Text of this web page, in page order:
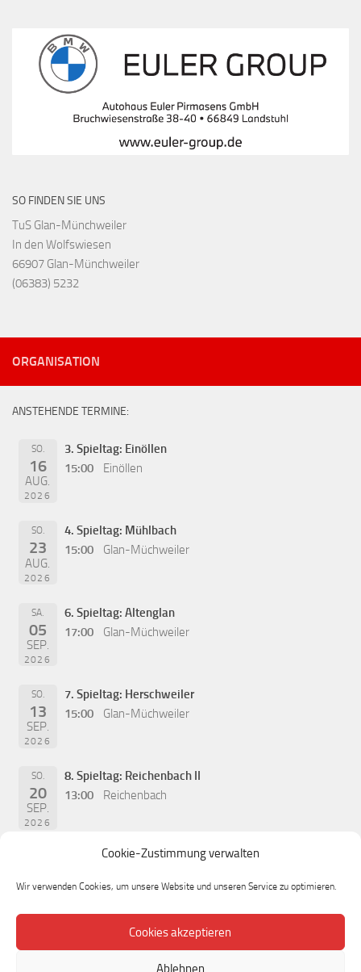
Cookie-Zustimmung verwalten
Wir verwenden Cookies, um unsere Website und unseren Service zu optimieren.
Cookies akzeptieren
Ablehnen
SO FINDEN SIE UNS
TuS Glan-Münchweiler
In den Wolfswiesen
66907 Glan-Münchweiler
(06383) 5232
ORGANISATION
ANSTEHENDE TERMINE:
SO.
16
AUG.
2026
3. Spieltag: Einöllen
15:00
Einöllen
SO.
23
AUG.
2026
4. Spieltag: Mühlbach
15:00
Glan-Müchweiler
SA.
05
SEP.
2026
6. Spieltag: Altenglan
17:00
Glan-Müchweiler
SO.
13
SEP.
2026
7. Spieltag: Herschweiler
15:00
Glan-Müchweiler
SO.
20
SEP.
2026
8. Spieltag: Reichenbach II
13:00
Reichenbach